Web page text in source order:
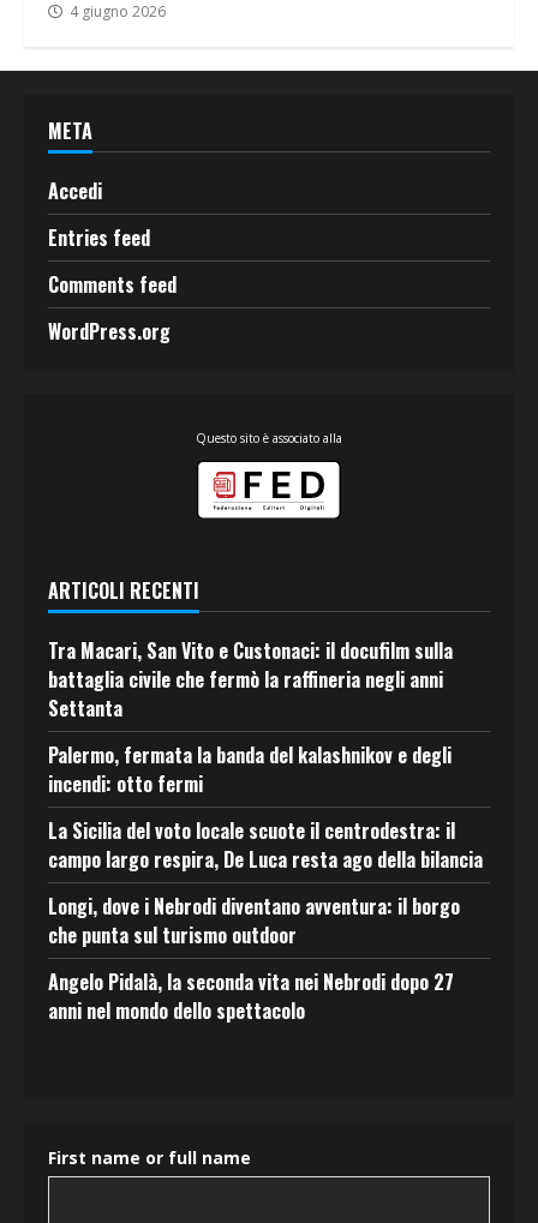
4 giugno 2026
META
Accedi
Entries feed
Comments feed
WordPress.org
Questo sito è associato alla
ARTICOLI RECENTI
Tra Macari, San Vito e Custonaci: il docufilm sulla
battaglia civile che fermò la raffineria negli anni
Settanta
Palermo, fermata la banda del kalashnikov e degli
incendi: otto fermi
La Sicilia del voto locale scuote il centrodestra: il
campo largo respira, De Luca resta ago della bilancia
Longi, dove i Nebrodi diventano avventura: il borgo
che punta sul turismo outdoor
Angelo Pidalà, la seconda vita nei Nebrodi dopo 27
anni nel mondo dello spettacolo
First name or full name